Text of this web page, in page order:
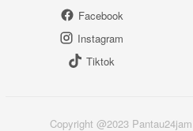
Facebook
Instagram
Tiktok
Copyright @2023